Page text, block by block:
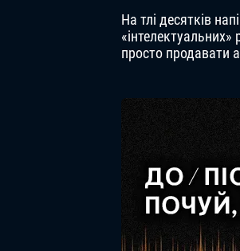
На тлі десятків
просто продавати